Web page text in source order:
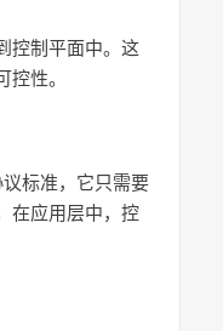
控制平面中。这
性。
标准，它只需要
在应用层中，控